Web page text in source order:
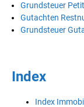
Grundsteuer
Gutachten
Grundsteuer
Index
Index